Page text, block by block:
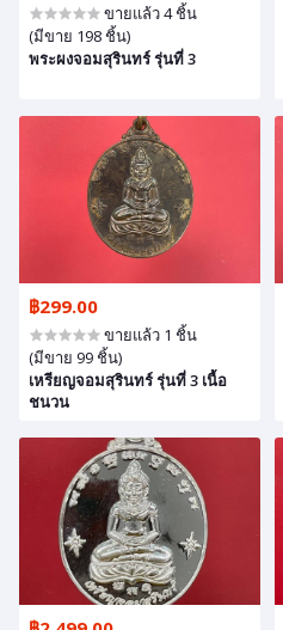
ขายแล้ว 4 ชิ้น
(มีขาย 198 ชิ้น)
พระผงจอมสุรินทร์ รุ่นที่ 3
฿299.00
ขายแล้ว 1 ชิ้น
(มีขาย 99 ชิ้น)
เหรียญจอมสุรินทร์ รุ่นที่ 3 เนื้อ
ชนวน